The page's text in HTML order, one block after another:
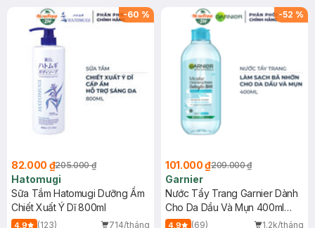
(SL có hạn)
-60 %
82.000 ₫205.000 ₫
Hatomugi
Sữa Tắm Hatomugi Dưỡng Ẩm
Chiết Xuất Ý Dĩ 800ml
4.9 (123)
714/tháng
-52 %
101.000 ₫209.000 ₫
Garnier
Nước Tẩy Trang Garnier Dành
Cho Da Dầu Và Mụn 400ml
(Mới)
4.9 (69)
1.2k/tháng